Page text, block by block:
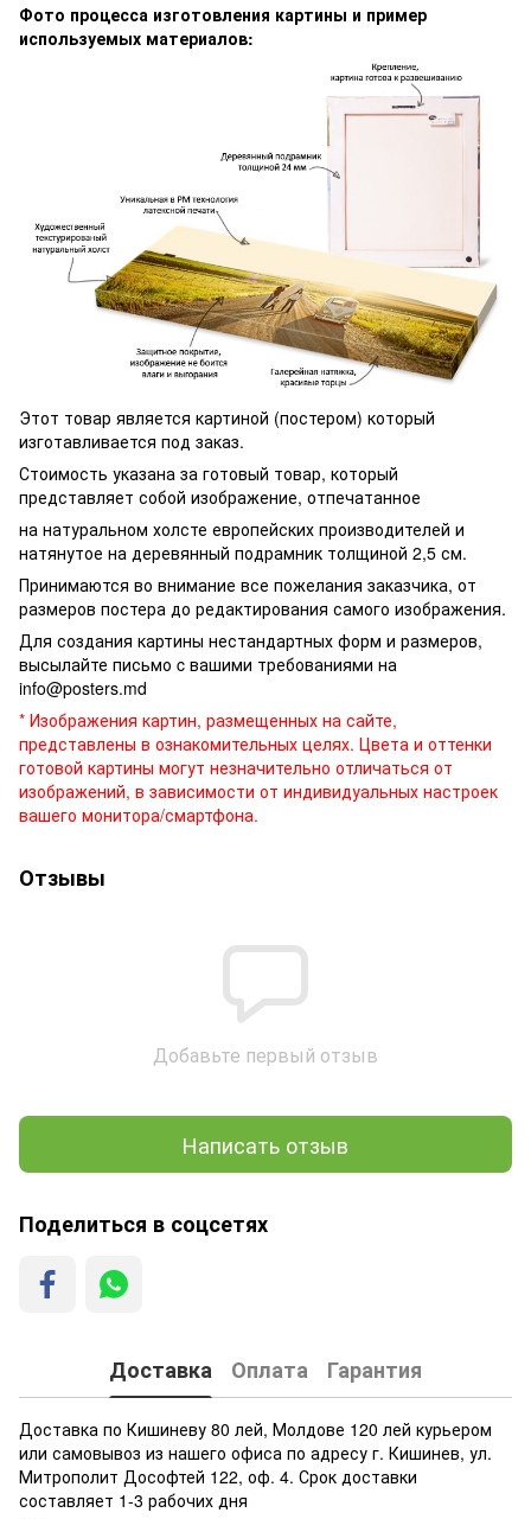
Фото процесса изготовления картины и пример
используемых материалов:
Этот товар является картиной (постером) который
изготавливается под заказ.
Стоимость указана за готовый товар, который
представляет собой изображение, отпечатанное
на натуральном холсте европейских производителей и
натянутое на деревянный подрамник толщиной 2,5 см.
Принимаются во внимание все пожелания заказчика, от
размеров постера до редактирования самого изображения.
Для создания картины нестандартных форм и размеров,
высылайте письмо c вашими требованиями на
info@posters.md
* Изображения картин, размещенных на сайте,
представлены в ознакомительных целях. Цвета и оттенки
готовой картины могут незначительно отличаться от
изображений, в зависимости от индивидуальных настроек
вашего монитора/смартфона.
Отзывы
Добавьте первый отзыв
Написать отзыв
Поделиться в соцсетях
Доставка Оплата Гарантия
Доставка по Кишиневу 80 лей, Молдове 120 лей курьером
или самовывоз из нашего офиса по адресу г. Кишинев, ул.
Митрополит Дософтей 122, оф. 4. Срок доставки
составляет 1-3 рабочих дня